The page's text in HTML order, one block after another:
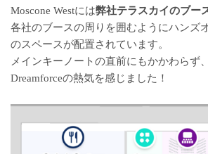
Moscone Westには弊社テラスカイのブー
各社のブースの周りを囲むようにハンズ
のスペースが配置されています。
メインキーノートの直前にもかかわらず
Dreamforceの熱気を感じました！